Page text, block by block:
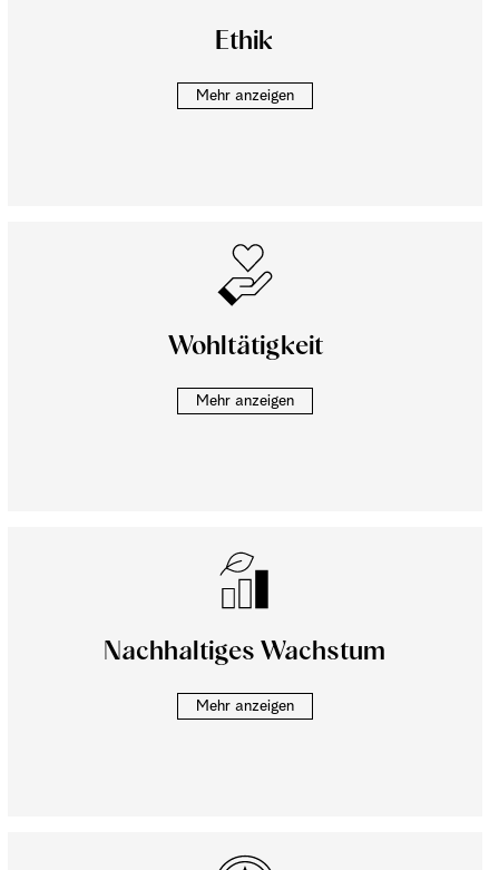
Ethik
Mehr anzeigen
Wohltätigkeit
Mehr anzeigen
Nachhaltiges Wachstum
Mehr anzeigen